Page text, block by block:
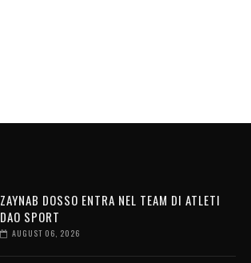
ZAYNAB DOSSO ENTRA NEL TEAM DI ATLETI
DAO SPORT
AUGUST 06, 2026